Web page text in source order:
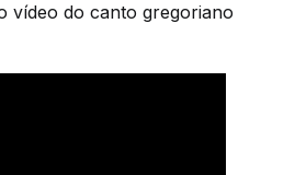
vídeo do canto gregoriano